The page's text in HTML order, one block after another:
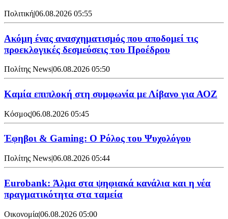
Πολιτική|06.08.2026 05:55
Ακόμη ένας ανασχηματισμός που αποδομεί τις
προεκλογικές δεσμεύσεις του Προέδρου
Πολίτης News|06.08.2026 05:50
Καμία επιπλοκή στη συμφωνία με Λίβανο για ΑΟΖ
Κόσμος|06.08.2026 05:45
Έφηβοι & Gaming: Ο Ρόλος του Ψυχολόγου
Πολίτης News|06.08.2026 05:44
Eurobank: Άλμα στα ψηφιακά κανάλια και η νέα
πραγματικότητα στα ταμεία
Οικονομία|06.08.2026 05:00